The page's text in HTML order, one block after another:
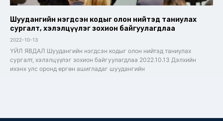
Шуудангийн нэгдсэн кодыг олон нийтэд таниулах
сургалт, хэлэлцүүлэг зохион байгуулагдлаа
2022-10-13
ҮЙЛ ЯВДАЛ Шуудангийн нэгдсэн кодыг олон нийтэд таниулах
сургалт, хэлэлцүүлэг зохион байгуулагдлаа 2022.10.13 Дэлхийн
ихэнх улс оронд өргөн ашигладаг шуудангийн